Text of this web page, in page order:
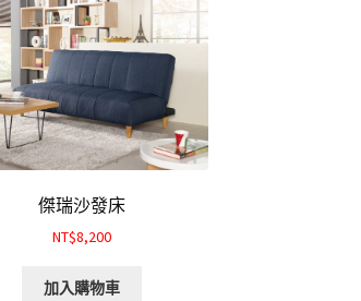
傑瑞沙發床
NT$8,200
加入購物車